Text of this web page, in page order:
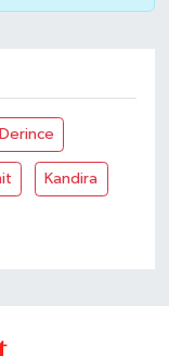
Derince
Kandira